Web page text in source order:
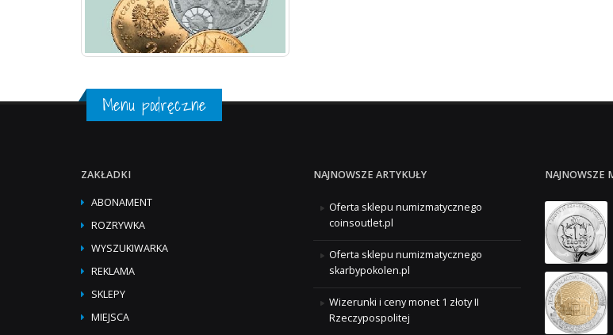
Menu podręczne
ZAKŁADKI
ABONAMENT
ROZRYWKA
WYSZUKIWARKA
REKLAMA
SKLEPY
MIEJSCA
NAJNOWSZE ARTYKUŁY
Oferta sklepu numizmatycznego
coinsoutlet.pl
Oferta sklepu numizmatycznego
skarbypokolen.pl
Wizerunki i ceny monet 1 złoty II
Rzeczypospolitej
NAJNOWSZE